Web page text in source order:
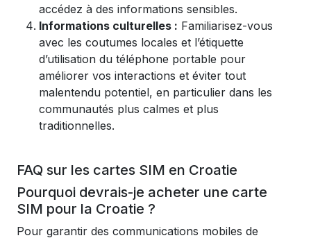
accédez à des informations sensibles.
Informations culturelles : Familiarisez-vous
avec les coutumes locales et l’étiquette
d’utilisation du téléphone portable pour
améliorer vos interactions et éviter tout
malentendu potentiel, en particulier dans les
communautés plus calmes et plus
traditionnelles.
FAQ sur les cartes SIM en Croatie
Pourquoi devrais-je acheter une carte
SIM pour la Croatie ?
Pour garantir des communications mobiles de